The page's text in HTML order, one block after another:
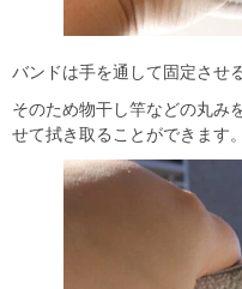
バンドは手を通して固定させ
そのため物干し竿などの丸み
せて拭き取ることができます。